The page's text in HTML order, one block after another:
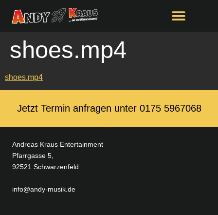
springen
shoes.mp4
shoes.mp4
Jetzt Termin anfragen unter ‭0175 5967068‬
Andreas Kraus Entertainment
Pfarrgasse 5,
92521 Schwarzenfeld
info@andy-musik.de